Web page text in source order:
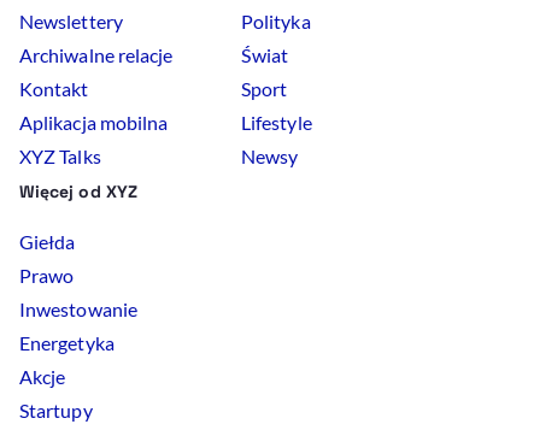
Newslettery
Archiwalne relacje
Kontakt
Aplikacja mobilna
XYZ Talks
Polityka
Świat
Sport
Lifestyle
Newsy
Więcej od XYZ
Giełda
Prawo
Inwestowanie
Energetyka
Akcje
Startupy